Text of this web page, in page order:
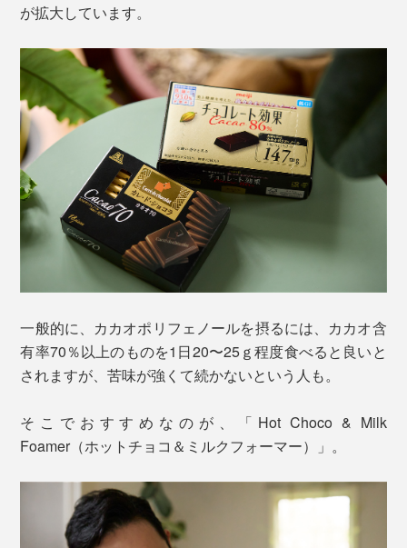
が拡大しています。
一般的に、カカオポリフェノールを摂るには、カカオ含
有率70％以上のものを1日20〜25ｇ程度食べると良いと
されますが、苦味が強くて続かないという人も。
そこでおすすめなのが、「Hot Choco & Milk
Foamer（ホットチョコ＆ミルクフォーマー）」。